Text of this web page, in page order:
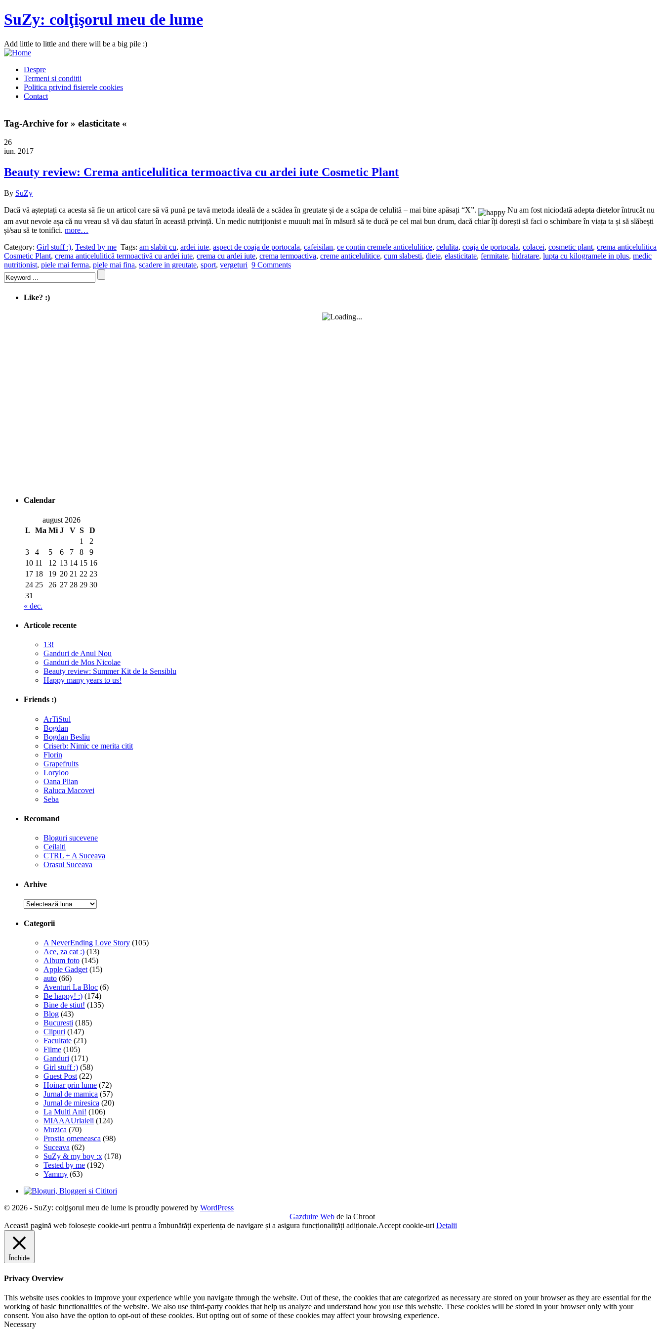
SuZy: colţişorul meu de lume
Add little to little and there will be a big pile :)
Despre
Termeni si conditii
Politica privind fisierele cookies
Contact
Tag-Archive for » elasticitate «
26
iun. 2017
Beauty review: Crema anticelulitica termoactiva cu ardei iute Cosmetic Plant
By SuZy
Dacă vă așteptați ca acesta să fie un articol care să vă pună pe tavă metoda ideală de a scădea în greutate și de a scăpa de celulită – mai bine apăsați “X”.
Nu am fost niciodată adepta dietelor întrucât nu
am avut nevoie așa că nu vreau să vă dau sfaturi în această privință. Un medic nutriționist e muuult mai în măsură să te ducă pe cel mai bun drum, dacă chiar îți dorești să faci o schimbare în viața ta și să slăbești
și/sau să te tonifici. more…
Category: Girl stuff :), Tested by me Tags: am slabit cu, ardei iute, aspect de coaja de portocala, cafeisilan, ce contin cremele anticelulitice, celulita, coaja de portocala, colacei, cosmetic plant, crema anticelulitica
Cosmetic Plant, crema anticelulitică termoactivă cu ardei iute, crema cu ardei iute, crema termoactiva, creme anticelulitice, cum slabesti, diete, elasticitate, fermitate, hidratare, lupta cu kilogramele in plus, medic
nutritionist, piele mai ferma, piele mai fina, scadere in greutate, sport, vergeturi 9 Comments
Like? :)
Calendar
august 2026
L Ma Mi J V S
D
1
2
3
4 5 6 7 8
9
10 11 12 13 14 15 16
17 18 19 20 21 22 23
24 25 26 27 28 29 30
31
« dec.
Articole recente
13!
Ganduri de Anul Nou
Ganduri de Mos Nicolae
Beauty review: Summer Kit de la Sensiblu
Happy many years to us!
Friends :)
ArTiStul
Bogdan
Bogdan Besliu
Criserb: Nimic ce merita citit
Florin
Grapefruits
Loryloo
Oana Plian
Raluca Macovei
Seba
Recomand
Bloguri sucevene
Ceilalti
CTRL + A Suceava
Orasul Suceava
Arhive
Arhive
Categorii
A NeverEnding Love Story (105)
Ace, za cat :) (13)
Album foto (145)
Apple Gadget (15)
auto (66)
Aventuri La Bloc (6)
Be happy! :) (174)
Bine de stiut! (135)
Blog (43)
Bucuresti (185)
Clipuri (147)
Facultate (21)
Filme (105)
Ganduri (171)
Girl stuff :) (58)
Guest Post (22)
Hoinar prin lume (72)
Jurnal de mamica (57)
Jurnal de miresica (20)
La Multi Ani! (106)
MIAAAUrlaieli (124)
Muzica (70)
Prostia omeneasca (98)
Suceava (62)
SuZy & my boy :x (178)
Tested by me (192)
Yammy (63)
© 2026 - SuZy: colţişorul meu de lume is proudly powered by WordPress
Gazduire Webde la Chroot
Această pagină web folosește cookie-uri pentru a îmbunătăți experiența de navigare și a asigura funcționalițăți adiționale.Accept cookie-uri Detalii
Închide
Privacy Overview
This website uses cookies to improve your experience while you navigate through the website. Out of these, the cookies that are categorized as necessary are stored on your browser as they are essential for the
working of basic functionalities of the website. We also use third-party cookies that help us analyze and understand how you use this website. These cookies will be stored in your browser only with your
consent. You also have the option to opt-out of these cookies. But opting out of some of these cookies may affect your browsing experience.
Necessary